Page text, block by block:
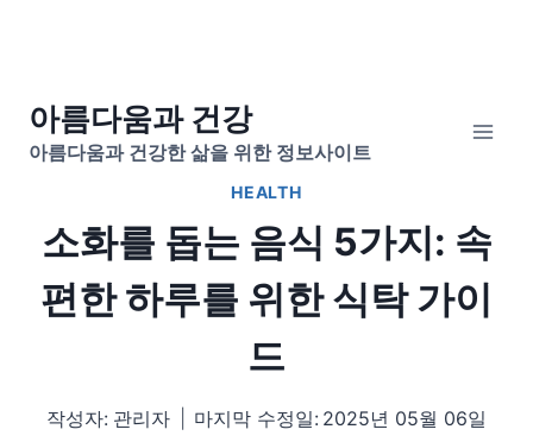
Skip아름다움과 건강
아름다움과 건강한 삶을 위한 정보사이트
HEALTH
소화를 돕는 음식 5가지: 속
편한 하루를 위한 식탁 가이
드
작성자: 관리자 마지막 수정일: 2025년 05월 06일